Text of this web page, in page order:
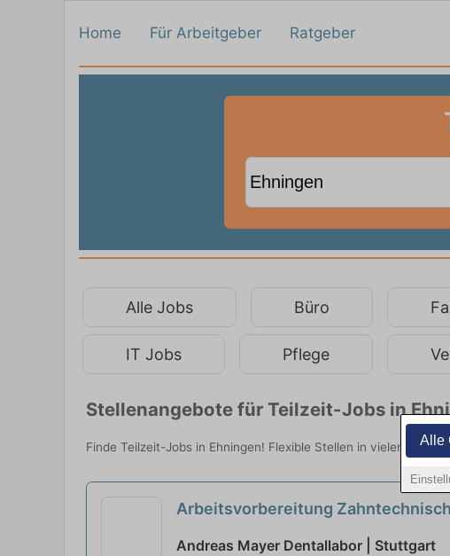
Alle
Home Für Arbeitgeber Ratgeber
Alle Jobs Büro
IT Jobs Pflege
Stellenangebote für Teilzeit-Jobs in
Finde Teilzeit-Jobs in Ehningen! Flexible Stellen in vielen
Arbeitsvorbereitung
Andreas Mayer Dentallabor | Stuttgart